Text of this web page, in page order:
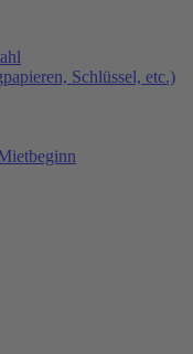
Schlüssel, etc.)